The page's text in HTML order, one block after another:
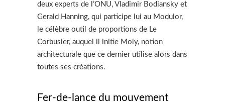
deux experts de l’ONU, Vladimir Bodiansky et
Gerald Hanning, qui participe lui au Modulor,
le célèbre outil de proportions de Le
Corbusier, auquel il initie Moly, notion
architecturale que ce dernier utilise alors dans
toutes ses créations.
Fer-de-lance du mouvement